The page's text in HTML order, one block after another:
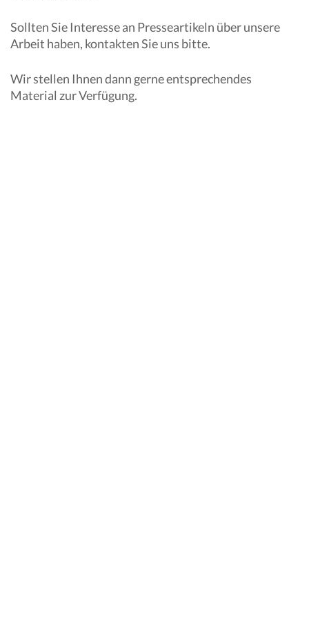
Sollten Sie Interesse an Presseartikeln über unsere
Arbeit haben, kontakten Sie uns bitte.
Wir stellen Ihnen dann gerne entsprechendes
Material zur Verfügung.